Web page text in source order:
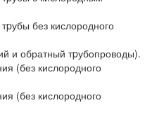
без кислородного
и обратный тpубопроводы).
(без кислородного
(без кислородного